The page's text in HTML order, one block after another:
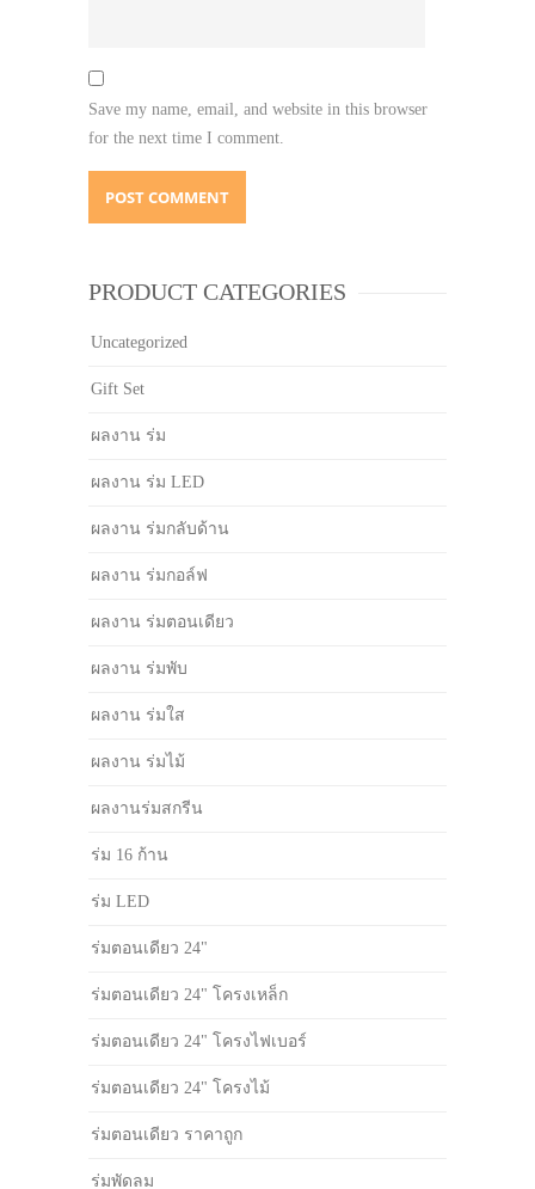
Save my name, email, and website in this browser
for the next time I comment.
PRODUCT CATEGORIES
Uncategorized
Gift Set
ผลงาน ร่ม
ผลงาน ร่ม LED
ผลงาน ร่มกลับด้าน
ผลงาน ร่มกอล์ฟ
ผลงาน ร่มตอนเดียว
ผลงาน ร่มพับ
ผลงาน ร่มใส
ผลงาน ร่มไม้
ผลงานร่มสกรีน
ร่ม 16 ก้าน
ร่ม LED
ร่มตอนเดียว 24"
ร่มตอนเดียว 24" โครงเหล็ก
ร่มตอนเดียว 24" โครงไฟเบอร์
ร่มตอนเดียว 24" โครงไม้
ร่มตอนเดียว ราคาถูก
ร่มพัดลม